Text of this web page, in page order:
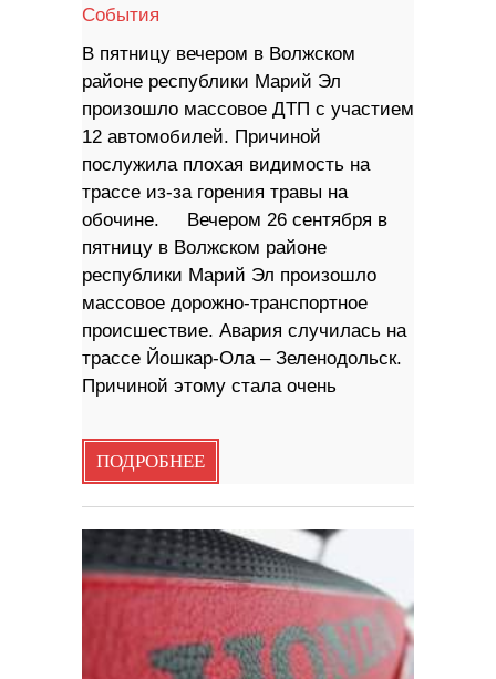
События
В пятницу вечером в Волжском
районе республики Марий Эл
произошло массовое ДТП с участием
12 автомобилей. Причиной
послужила плохая видимость на
трассе из-за горения травы на
обочине. Вечером 26 сентября в
пятницу в Волжском районе
республики Марий Эл произошло
массовое дорожно-транспортное
происшествие. Авария случилась на
трассе Йошкар-Ола – Зеленодольск.
Причиной этому стала очень
ПОДРОБНЕЕ